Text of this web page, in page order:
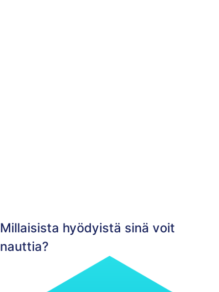
Millaisista hyödyistä sinä voit
nauttia?